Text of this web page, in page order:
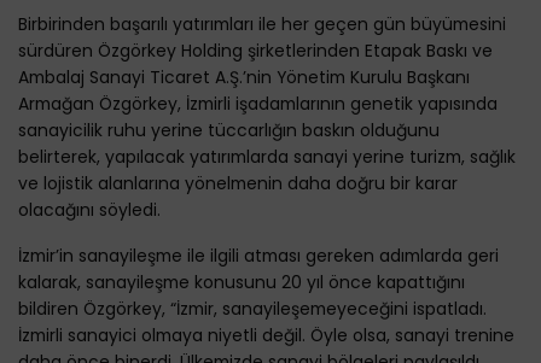
Birbirinden başarılı yatırımları ile her geçen gün büyümesini
sürdüren Özgörkey Holding şirketlerinden Etapak Baskı ve
Ambalaj Sanayi Ticaret A.Ş.’nin Yönetim Kurulu Başkanı
Armağan Özgörkey, İzmirli işadamlarının genetik yapısında
sanayicilik ruhu yerine tüccarlığın baskın olduğunu
belirterek, yapılacak yatırımlarda sanayi yerine turizm, sağlık
ve lojistik alanlarına yönelmenin daha doğru bir karar
olacağını söyledi.
İzmir’in sanayileşme ile ilgili atması gereken adımlarda geri
kalarak, sanayileşme konusunu 20 yıl önce kapattığını
bildiren Özgörkey, “İzmir, sanayileşemeyeceğini ispatladı.
İzmirli sanayici olmaya niyetli değil. Öyle olsa, sanayi trenine